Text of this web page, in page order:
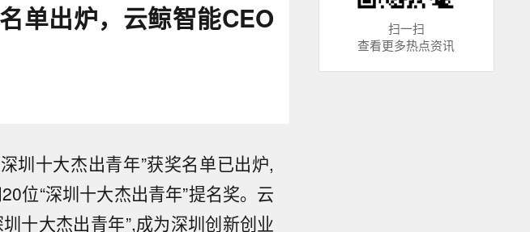
单出炉，云鲸智能CEO
圳十大杰出青年”获奖名单已出炉,
位“深圳十大杰出青年”提名奖。云
十大杰出青年”,成为深圳创新创业
扫一扫
查看更多热点资讯